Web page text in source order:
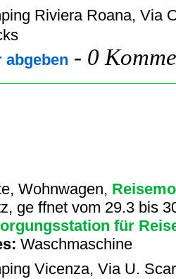
Riviera Roana, Via
abgeben - 0
Wohnwagen,
ge ffnet vom 29.3 bis
für
Waschmaschine
Vicenza, Via U.